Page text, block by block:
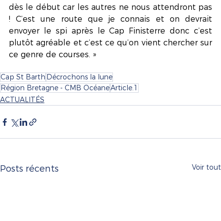
dès le début car les autres ne nous attendront pas
! C’est une route que je connais et on devrait
envoyer le spi après le Cap Finisterre donc c’est
plutôt agréable et c’est ce qu’on vient chercher sur
ce genre de courses. »
Cap St Barth Décrochons la lune
Région Bretagne - CMB OcéaneArticle.1
ACTUALITÉS
Posts récents Voir tout